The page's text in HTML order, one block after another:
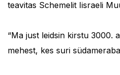
teavitas Schemelit Iisraeli
“Ma just leidsin kirstu 3000.
mehest, kes suri